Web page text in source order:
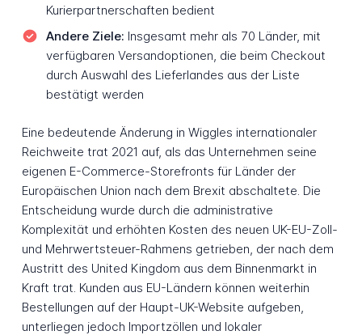
Kurierpartnerschaften bedient
Andere Ziele: Insgesamt mehr als 70 Länder, mit
verfügbaren Versandoptionen, die beim Checkout
durch Auswahl des Lieferlandes aus der Liste
bestätigt werden
Eine bedeutende Änderung in Wiggles internationaler
Reichweite trat 2021 auf, als das Unternehmen seine
eigenen E-Commerce-Storefronts für Länder der
Europäischen Union nach dem Brexit abschaltete. Die
Entscheidung wurde durch die administrative
Komplexität und erhöhten Kosten des neuen UK-EU-Zoll-
und Mehrwertsteuer-Rahmens getrieben, der nach dem
Austritt des United Kingdom aus dem Binnenmarkt in
Kraft trat. Kunden aus EU-Ländern können weiterhin
Bestellungen auf der Haupt-UK-Website aufgeben,
unterliegen jedoch Importzöllen und lokaler